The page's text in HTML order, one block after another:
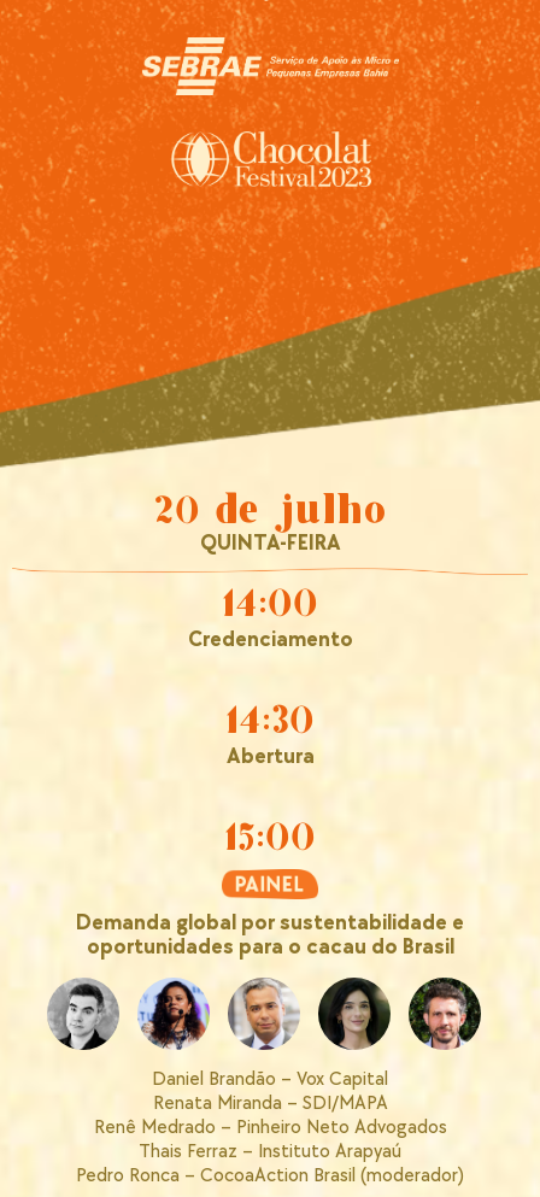
20 de julho
QUINTA-FEIRA
14:00
Credenciamento
14:30
Abertura
15:00
Demanda global por sustentabilidade e
oportunidades para o cacau do Brasil
Daniel Brandão – Vox Capital
Renata Miranda – SDI/MAPA
Renê Medrado – Pinheiro Neto Advogados
Thais Ferraz – Instituto Arapyaú
Pedro Ronca – CocoaAction Brasil (moderador)